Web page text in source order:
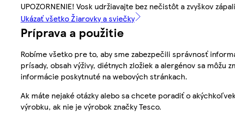
UPOZORNENIE! Vosk udržiavajte bez nečistôt a zvyškov
Ukázať všetko Žiarovky a sviečky
Príprava a použitie
Robíme všetko pre to, aby sme zabezpečili správnosť
prísady, obsah výživy, diétnych zložiek a alergénov sa
informácie poskytnuté na webových stránkach.
Ak máte nejaké otázky alebo sa chcete poradiť o
výrobku, ak nie je výrobok značky Tesco.